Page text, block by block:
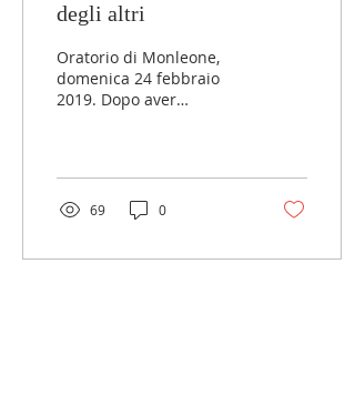
degli altri
Oratorio di Monleone,
domenica 24 febbraio
2019. Dopo aver
di Monleone,...
69 0